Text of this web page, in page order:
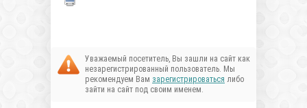
Уважаемый посетитель, Вы зашли на сайт как
незарегистрированный пользователь. Мы
рекомендуем Вам зарегистрироваться либо
зайти на сайт под своим именем.